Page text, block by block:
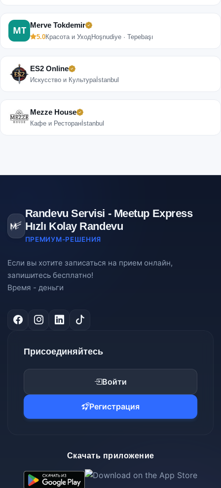
Merve Tokdemir
5.0Красота и Уход Hoşnudiye · Tepebaşı
ES2 Online
Искусство и Культураİstanbul
Mezze House
Кафе и Ресторан İstanbul
Randevu Servisi - Meetup Express
Hızlı Kolay Randevu
ПРЕМИУМ-РЕШЕНИЯ
Если вы хотите записаться на прием онлайн,
запишитесь бесплатно!
Время - деньги
Присоединяйтесь
Войти
Регистрация
Скачать приложение